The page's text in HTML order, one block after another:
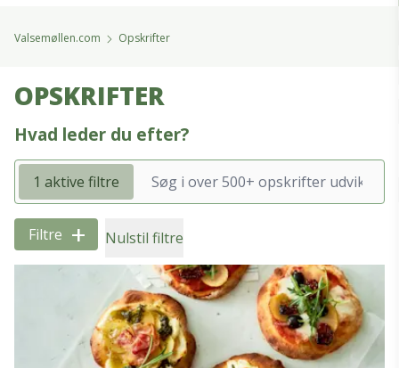
Valsemøllen.com Opskrifter
OPSKRIFTER
Hvad leder du efter?
1 aktive filtre
Filtre + Nulstil filtre